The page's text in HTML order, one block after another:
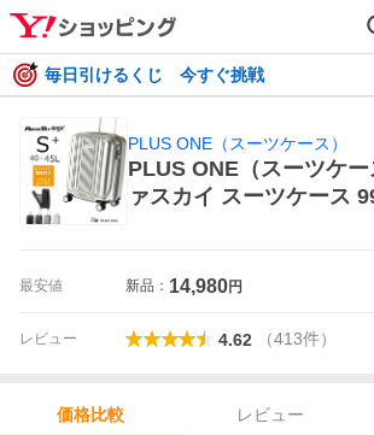
毎日引けるくじ 今すぐ挑戦
PLUS ONE（スーツケース）
PLUS ONE（スーツケ
ァスカイ スーツケース
最安値 新品： 14,980円
レビュー 4.62 （413件）
価格比較 レビュー